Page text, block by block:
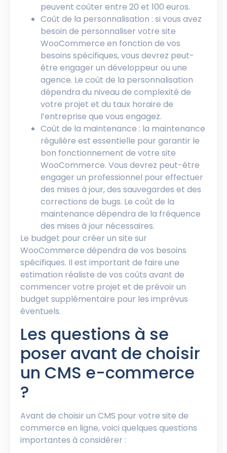
peuvent coûter entre 20 et 100 euros.
Coût de la personnalisation : si vous avez
besoin de personnaliser votre site
WooCommerce en fonction de vos
besoins spécifiques, vous devrez peut-
être engager un développeur ou une
agence. Le coût de la personnalisation
dépendra du niveau de complexité de
votre projet et du taux horaire de
l’entreprise que vous engagez.
Coût de la maintenance : la maintenance
régulière est essentielle pour garantir le
bon fonctionnement de votre site
WooCommerce. Vous devrez peut-être
engager un professionnel pour effectuer
des mises à jour, des sauvegardes et des
corrections de bugs. Le coût de la
maintenance dépendra de la fréquence
des mises à jour nécessaires.
Le budget pour créer un site sur
WooCommerce dépendra de vos besoins
spécifiques. Il est important de faire une
estimation réaliste de vos coûts avant de
commencer votre projet et de prévoir un
budget supplémentaire pour les imprévus
éventuels.
Les questions à se
poser avant de choisir
un CMS e-commerce
?
Avant de choisir un CMS pour votre site de
commerce en ligne, voici quelques questions
importantes à considérer :